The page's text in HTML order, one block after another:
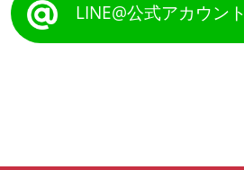
LINE@公式アカウント